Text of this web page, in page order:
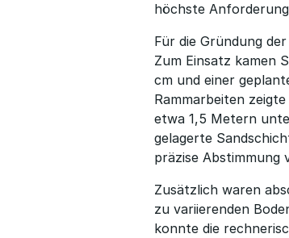
höchste
Für die Gründung
Zum Einsatz kamen
cm und einer
Rammarbeiten
etwa 1,5 Metern
gelagerte
präzise Abstimmung
Zusätzlich waren
zu variierenden
konnte die